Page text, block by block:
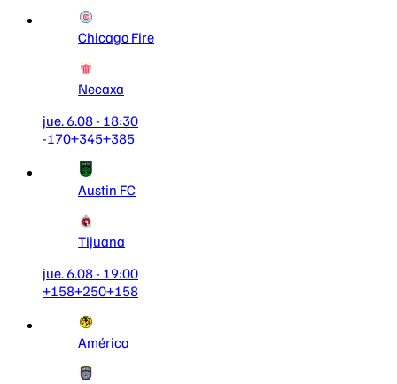
Chicago Fire
Necaxa
jue. 6.08 - 18:30
-170+345+385
Austin FC
Tijuana
jue. 6.08 - 19:00
+158+250+158
América